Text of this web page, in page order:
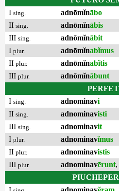
I sing. adnōmĭnābo
II sing. adnōmĭnābis
III sing. adnōmĭnābit
I plur. adnōmĭnabĭmus
II plur. adnōmĭnabĭtis
III plur. adnōmĭnābunt
I sing. adnominavi
II sing. adnominavisti
III sing. adnominavit
I plur. adnominavĭmus
II plur. adnominavistis
III plur. adnominavērunt,